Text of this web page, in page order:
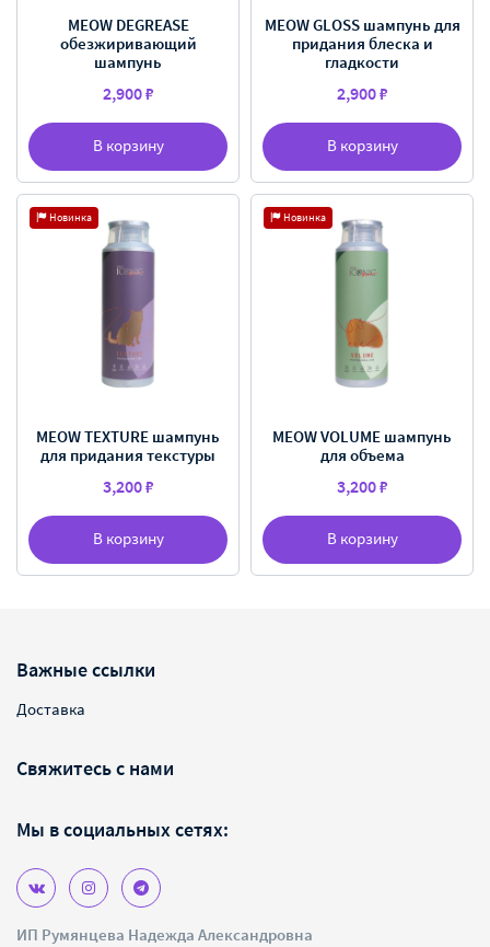
В корзину
MEOW DEGREASE
обезжиривающий
шампунь
2,900 ₽
В корзину
MEOW GLOSS шампунь для
придания блеска и
гладкости
2,900 ₽
Новинка
В корзину
MEOW TEXTURE шампунь
для придания текстуры
3,200 ₽
Новинка
В корзину
MEOW VOLUME шампунь
для объема
3,200 ₽
Важные ссылки
Доставка
Свяжитесь с нами
Мы в социальных сетях:
ИП Румянцева Надежда Александровна